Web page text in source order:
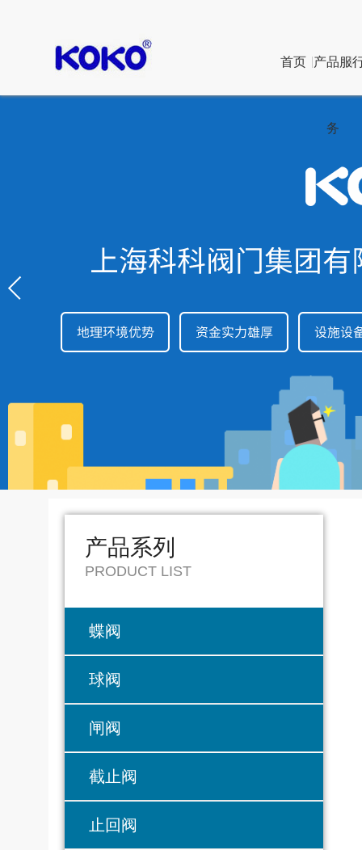
首页 产品服
务
产品系列
PRODUCT LIST
蝶阀
球阀
闸阀
截止阀
止回阀